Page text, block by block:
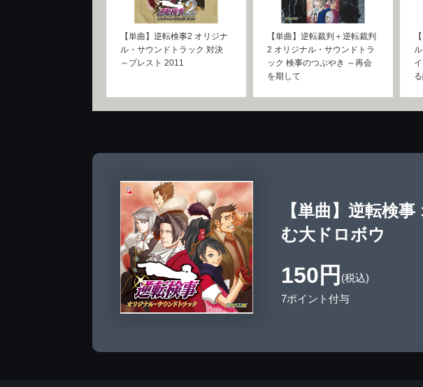
【単曲】逆転検事2 オリジナ
ル・サウンドトラック 対決
～プレスト 2011
【単曲】逆転裁判＋逆転裁判
2 オリジナル・サウンドトラ
ック 検事のつぶやき ～再会
を期して
【単曲】逆転検
む大ドロボウ
150円 (税込)
7ポイント付与